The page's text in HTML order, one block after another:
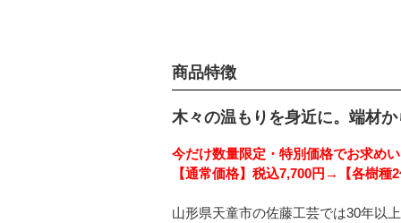
商品特徴
木々の温もりを身近に。端材
今だけ数量限定・特別価格でお求め
【通常価格】税込7,700円→【各樹種
山形県天童市の佐藤工芸では30年以